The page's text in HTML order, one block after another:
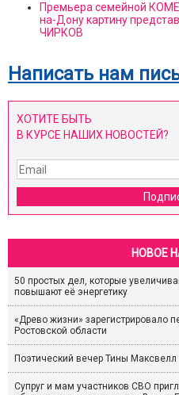
Премьера семейной
на-Дону картину
ЧИРКОВ
Написать нам
ХОТИТЕ БЫТЬ
В КУРСЕ НАШИХ НОВОСТЕЙ?
НОВОЕ
50 простых дел, которые
повышают её энергетику
«Древо жизни» зарегистрировало
Ростовской области
Поэтический вечер Тины
Супруг и мам участников СВО